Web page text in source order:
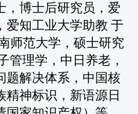
，博士后研究员，爱
爱知工业大学助教 于
师范大学，硕士研究
管理学，中日养老，
题解决体系，中国核
精神标识，新语源日